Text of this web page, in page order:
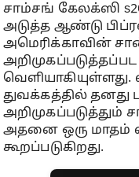
சாம்சங் கேலக்ஸி
அடுத்த ஆண்டு
அமெரிக்காவின்
துவக்கத்தில்
அதனை ஒரு மாதம்
கூறப்படுகிறது.